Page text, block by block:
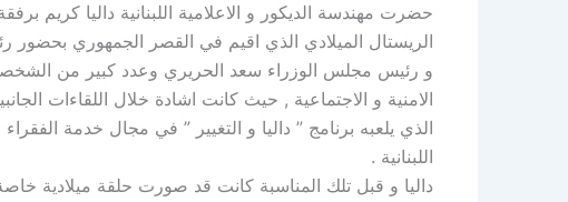
حضرت مهندسة الديكور و الاعلامية اللبنانية داليا كريم
الريستال الميلادي الذي اقيم في القصر الجمهوري بحضور
و رئيس مجلس الوزراء سعد الحريري وعدد كبير من
الامنية و الاجتماعية , حيث كانت اشادة خلال اللقاءات
الذي يلعبه برنامج ” داليا و التغيير ” في مجال خدمة
اللبنانية .
داليا و قبل تلك المناسبة كانت قد صورت حلقة ميلادية